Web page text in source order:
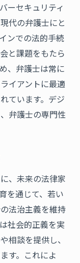
ーセキュリティ
代の弁護士にと
ンでの法的手続
と課題をもたら
、弁護士は常に
イアントに最適
ています。デジ
弁護士の専門性
、未来の法律家
を通じて、若い
法治主義を維持
社会的正義を実
相談を提供し、
す。これによ